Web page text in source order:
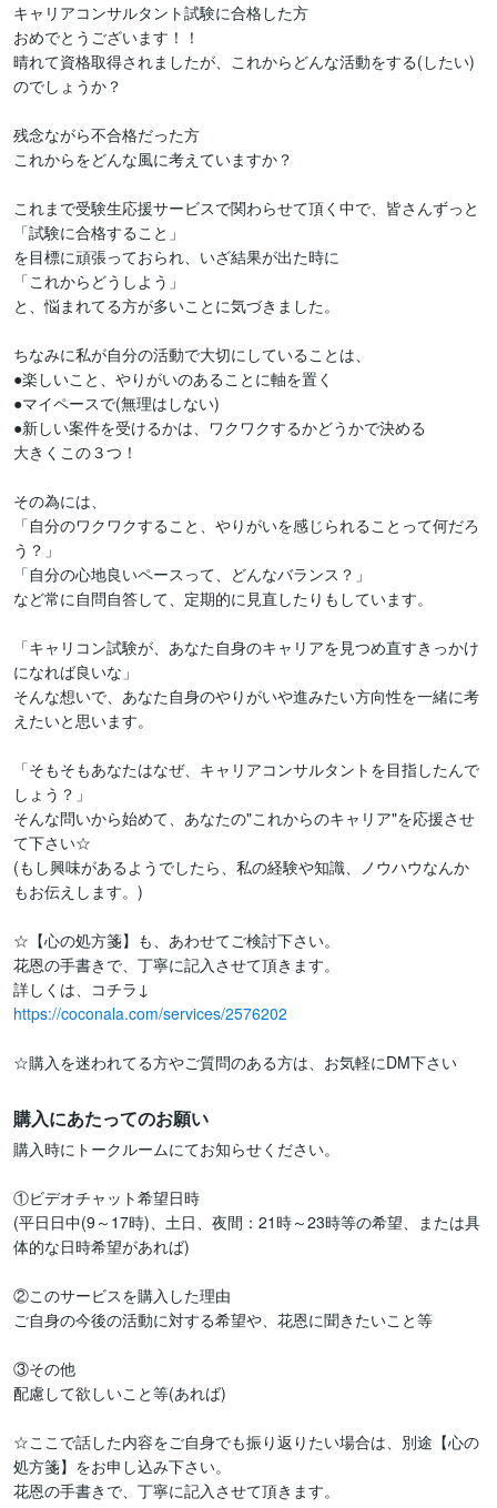
キャリアコンサルタント試験に合格した方
おめでとうございます！！
晴れて資格取得されましたが、これからどんな活動をする(したい)
のでしょうか？
残念ながら不合格だった方
これからをどんな風に考えていますか？
これまで受験生応援サービスで関わらせて頂く中で、皆さんずっと
「試験に合格すること」
を目標に頑張っておられ、いざ結果が出た時に
「これからどうしよう」
と、悩まれてる方が多いことに気づきました。
ちなみに私が自分の活動で大切にしていることは、
●楽しいこと、やりがいのあることに軸を置く
●マイペースで(無理はしない)
●新しい案件を受けるかは、ワクワクするかどうかで決める
大きくこの３つ！
その為には、
「自分のワクワクすること、やりがいを感じられることって何だろ
う？」
「自分の心地良いペースって、どんなバランス？」
など常に自問自答して、定期的に見直したりもしています。
「キャリコン試験が、あなた自身のキャリアを見つめ直すきっかけ
になれば良いな」
そんな想いで、あなた自身のやりがいや進みたい方向性を一緒に考
えたいと思います。
「そもそもあなたはなぜ、キャリアコンサルタントを目指したんで
しょう？」
そんな問いから始めて、あなたの"これからのキャリア"を応援させ
て下さい☆
(もし興味があるようでしたら、私の経験や知識、ノウハウなんか
もお伝えします。)
☆【心の処方箋】も、あわせてご検討下さい。
花恩の手書きで、丁寧に記入させて頂きます。
https://coconala.com/services/2576202
☆購入を迷われてる方やご質問のある方は、お気軽にDM下さい
購入にあたってのお願い
購入時にトークルームにてお知らせください。
①ビデオチャット希望日時
(平日日中(9～17時)、土日、夜間：21時～23時等の希望、または具
体的な日時希望があれば)
②このサービスを購入した理由
ご自身の今後の活動に対する希望や、花恩に聞きたいこと等
③その他
配慮して欲しいこと等(あれば)
☆ここで話した内容をご自身でも振り返りたい場合は、別途【心の
処方箋】をお申し込み下さい。
花恩の手書きで、丁寧に記入させて頂きます。